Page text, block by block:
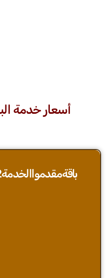
أسعار خدمة
باقةمقدمواالخدمة2من25إلي 65شخصا